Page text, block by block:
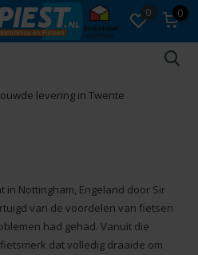
0 0
levering in Twente
in Nottingham, Engeland door Sir
van de voordelen van fietsen
had gehad. Vanuit die
dat volledig draaide om